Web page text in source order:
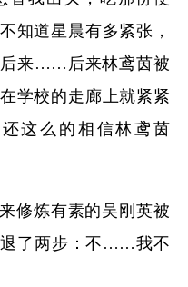
知道星晨有多紧张，
后来……后来林鸢茵被
学校的走廊上就紧紧
这么的相信林鸢茵
修炼有素的吴刚英被
退了两步：不……我不